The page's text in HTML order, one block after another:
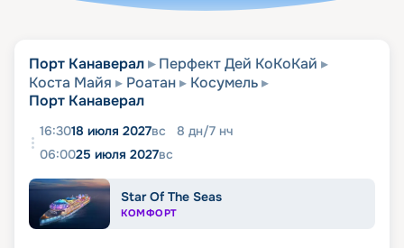
Порт Канаверал
Перфект Дей КоКоКай
Коста Майя
Роатан
Косумель
Порт Канаверал
16:3018 июля 2027вс 8 дн/7 нч
06:0025 июля 2027вс
Star Of The Seas
КОМФОРТ